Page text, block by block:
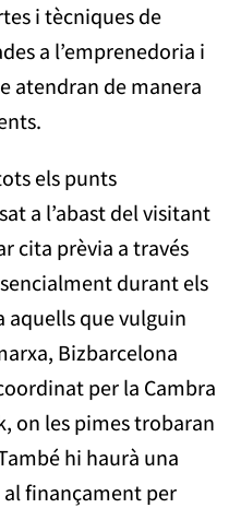
i tècniques de
a l’emprenedoria i
atendran de manera
els punts
a l’abast del visitant
cita prèvia a través
durant els
aquells que vulguin
Bizbarcelona
per la Cambra
on les pimes trobaran
hi haurà una
al finançament per